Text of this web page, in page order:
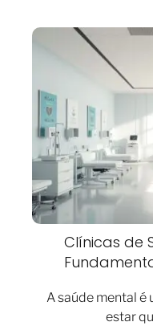
Clínicas de
A saúde mental é
estar